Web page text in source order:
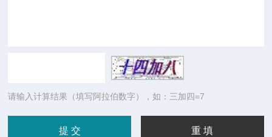
请输入计算结果（填写阿拉伯数字），如：三加四=7